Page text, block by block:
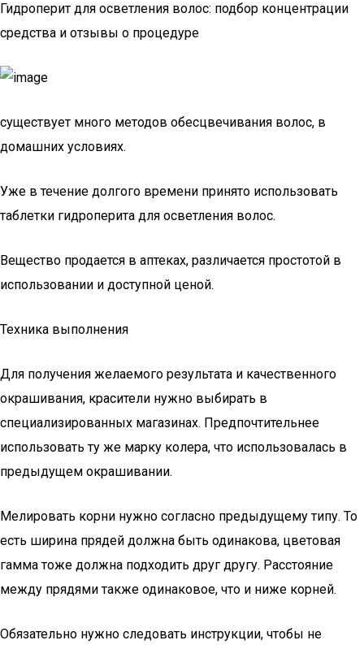
Гидроперит для осветления волос: подбор концентрации
средства и отзывы о процедуре
существует много методов обесцвечивания волос, в
домашних условиях.
Уже в течение долгого времени принято использовать
таблетки гидроперита для осветления волос.
Вещество продается в аптеках, различается простотой в
использовании и доступной ценой.
Техника выполнения
Для получения желаемого результата и качественного
окрашивания, красители нужно выбирать в
специализированных магазинах. Предпочтительнее
использовать ту же марку колера, что использовалась в
предыдущем окрашивании.
Мелировать корни нужно согласно предыдущему типу. То
есть ширина прядей должна быть одинакова, цветовая
гамма тоже должна подходить друг другу. Расстояние
между прядями также одинаковое, что и ниже корней.
Обязательно нужно следовать инструкции, чтобы не